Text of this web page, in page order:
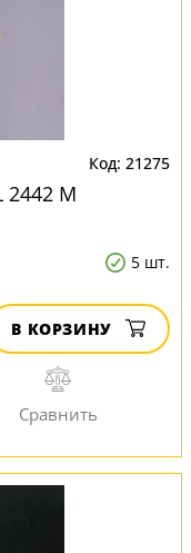
21275
2442 M
5 шт.
В КОРЗИНУ